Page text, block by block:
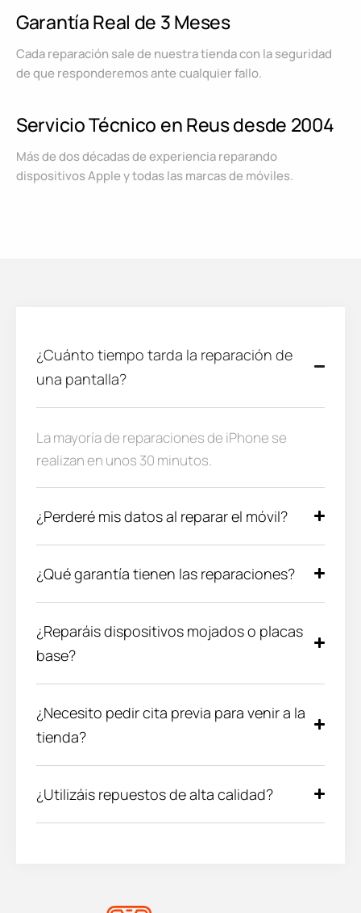
Garantía Real de 3 Meses
Cada reparación sale de nuestra tienda con la seguridad
de que responderemos ante cualquier fallo.
Servicio Técnico en Reus desde 2004
Más de dos décadas de experiencia reparando
dispositivos Apple y todas las marcas de móviles.
¿Cuánto tiempo tarda la reparación de
una pantalla?
La mayoría de reparaciones de iPhone se
realizan en unos 30 minutos.
¿Perderé mis datos al reparar el móvil?
¿Qué garantía tienen las reparaciones?
¿Reparáis dispositivos mojados o placas
base?
¿Necesito pedir cita previa para venir a la
tienda?
¿Utilizáis repuestos de alta calidad?